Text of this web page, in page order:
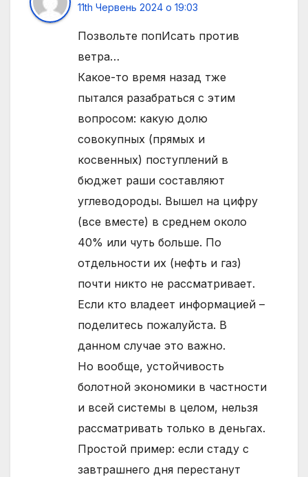
11th Червень 2024 о 19:03
Позвольте попИсать против
ветра…
Какое-то время назад тже
пытался разабраться с этим
вопросом: какую долю
совокупных (прямых и
косвенных) поступлений в
бюджет раши составляют
углеводороды. Вышел на цифру
(все вместе) в среднем около
40% или чуть больше. По
отдельности их (нефть и газ)
почти никто не рассматривает.
Если кто владеет информацией –
поделитесь пожалуйста. В
данном случае это важно.
Но вообще, устойчивость
болотной экономики в частности
и всей системы в целом, нельзя
рассматривать только в деньгах.
Простой пример: если стаду с
завтрашнего дня перестанут